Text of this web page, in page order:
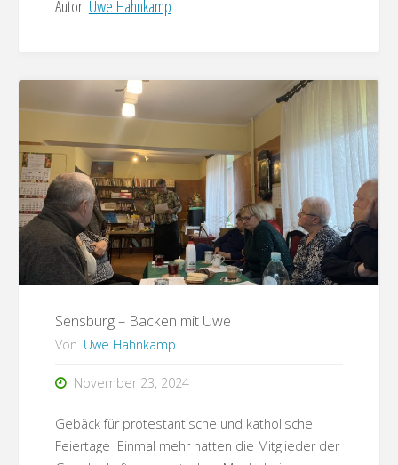
Autor: Uwe Hahnkamp
Sensburg – Backen mit Uwe
Von Uwe Hahnkamp
November 23, 2024
Gebäck für protestantische und katholische
Feiertage Einmal mehr hatten die Mitglieder der